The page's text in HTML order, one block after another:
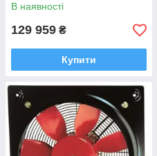
В наявності
129 959 ₴
Купити